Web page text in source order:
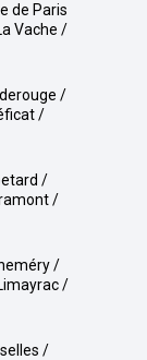
Vache /
/
/
/